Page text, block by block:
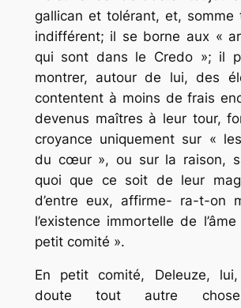
gallican et tolérant, et, somme
indifférent; il se borne aux «
qui sont dans le Credo »; il
montrer, autour de lui, des
contentent à moins de frais
devenus maîtres à leur tour,
croyance uniquement sur «
du cœur », ou sur la raison,
quoi que ce soit de leur
d’entre eux, affirme- ra-t-on
l’existence immortelle de
petit comité ».
En petit comité, Deleuze,
doute tout autre